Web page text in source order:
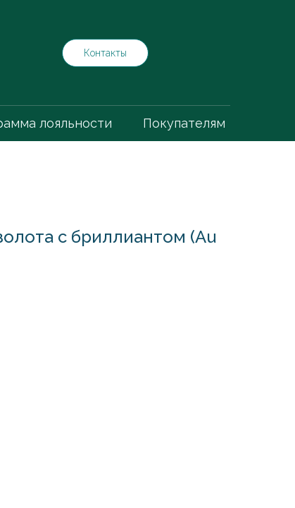
Контакты
лояльности Покупателям
с бриллиантом (Au